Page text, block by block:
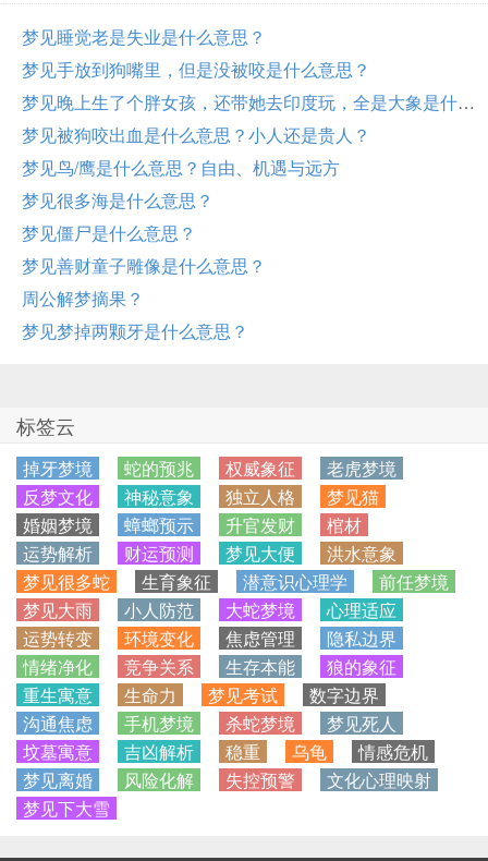
梦见睡觉老是失业是什么意思？
梦见手放到狗嘴里，但是没被咬是什么意思？
梦见晚上生了个胖女孩，还带她去印度玩，全是大象是什么意思？
梦见被狗咬出血是什么意思？小人还是贵人？
梦见鸟/鹰是什么意思？自由、机遇与远方
梦见很多海是什么意思？
梦见僵尸是什么意思？
梦见善财童子雕像是什么意思？
周公解梦摘果？
梦见梦掉两颗牙是什么意思？
标签云
掉牙梦境 蛇的预兆 权威象征
老虎梦境
反梦文化
神秘意象 独立人格
梦见猫
婚姻梦境
蟑螂预示 升官发财
棺材
运势解析
财运预测 梦见大便
洪水意象
梦见很多蛇
生育象征 潜意识心理学
前任梦境
梦见大雨
小人防范 大蛇梦境
心理适应
运势转变
环境变化 焦虑管理
隐私边界
情绪净化
竞争关系 生存本能
狼的象征
重生寓意
生命力 梦见考试
数字边界
沟通焦虑
手机梦境 杀蛇梦境
梦见死人
坟墓寓意
吉凶解析 稳重 乌龟
情感危机
梦见离婚
风险化解 失控预警
文化心理映射
梦见下大雪